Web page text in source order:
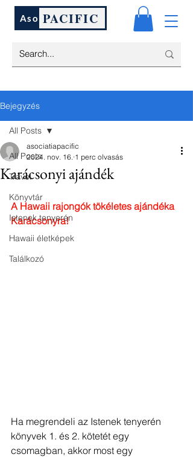
Aso PACIFIC
Bejegyzés
All Posts
Travel
Könyvtár
Istenek tenyerén
Hawaii életképek
Találkozó
All Posts
Karácsonyi ajándék
asociatiapacific
2024. nov. 16. 1 perc olvasás
A Hawaii rajongók tökéletes ajándéka
Karácsonyra!
Ha megrendeli az Istenek tenyerén
könyvek 1. és 2. kötetét egy
csomagban, akkor most egy